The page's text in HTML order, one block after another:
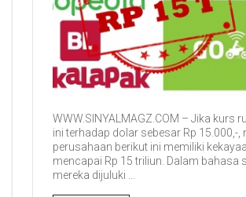
WWW.SINYALMAGZ.COM – Jika kurs
ini terhadap dolar sebesar Rp 15.000,-,
perusahaan berikut ini memiliki
mencapai Rp 15 triliun. Dalam bahasa
mereka dijuluki ...